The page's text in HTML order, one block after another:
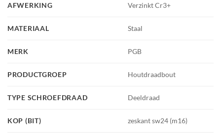
AFWERKING Verzinkt Cr3+
MATERIAAL Staal
MERK PGB
PRODUCTGROEP Houtdraadbout
TYPE SCHROEFDRAAD Deeldraad
KOP (BIT) zeskant sw24 (m16)